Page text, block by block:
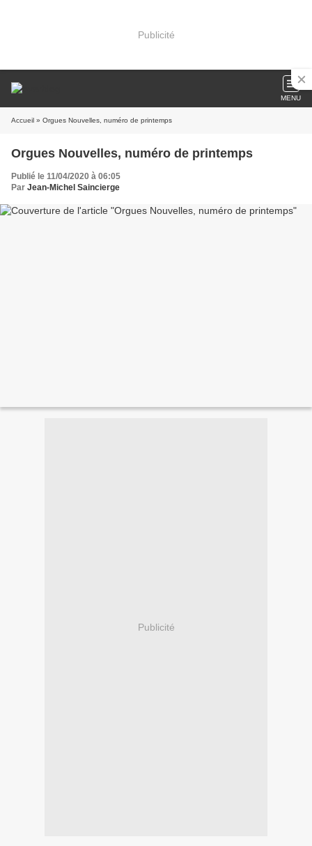
Publicité
MENU
Accueil » Orgues Nouvelles, numéro de printemps
Orgues Nouvelles, numéro de printemps
Publié le 11/04/2020 à 06:05
Par Jean-Michel Saincierge
Publicité